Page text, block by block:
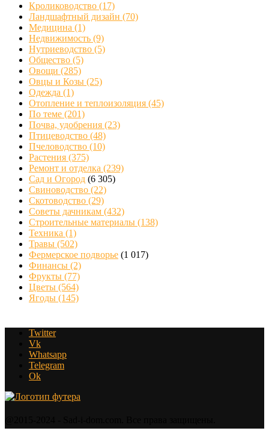
Кролиководство (17)
Ландшафтный дизайн (70)
Медицина (1)
Недвижимость (9)
Нутриеводство (5)
Общество (5)
Овощи (285)
Овцы и Козы (25)
Одежда (1)
Отопление и теплоизоляция (45)
По теме (201)
Почва, удобрения (23)
Птицеводство (48)
Пчеловодство (10)
Растения (375)
Ремонт и отделка (239)
Сад и Огород (6 305)
Свиноводство (22)
Скотоводство (29)
Советы дачникам (432)
Строительные материалы (138)
Техника (1)
Травы (502)
Фермерское подворье (1 017)
Финансы (2)
Фрукты (77)
Цветы (564)
Ягоды (145)
Twitter
Vk
Whatsapp
Telegram
Ok